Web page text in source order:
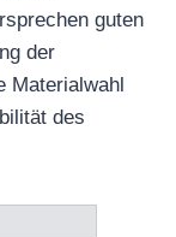
guten
der
Materialwahl
des